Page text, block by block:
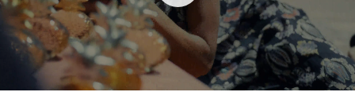
36,00 €
DEM WARENKORB HINZUFÜGEN